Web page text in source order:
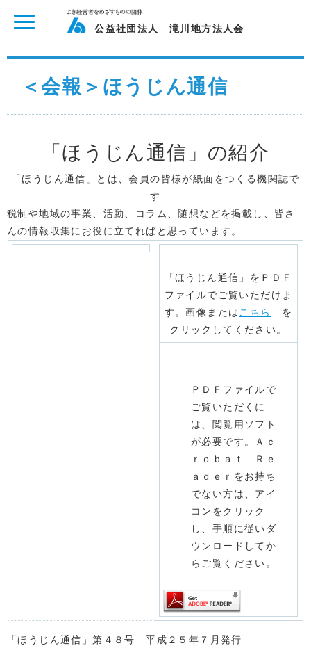
公益社団法人 滝川地方法人会
＜会報＞ほうじん通信
「ほうじん通信」の紹介
「ほうじん通信」とは、会員の皆様が紙面をつくる機関誌で
す
税制や地域の事業、活動、コラム、随想などを掲載し、皆さ
んの情報収集にお役に立てればと思っています。
「ほうじん通信」をＰＤＦ
ファイルでご覧いただけま
す。画像または こちら
を
クリックしてください。
ＰＤＦファイルで
ご覧いただくに
は、閲覧用ソフト
が必要です。Ａｃ
ｒｏｂａｔ Ｒｅ
ａｄｅｒをお持ち
でない方は、アイ
コンをクリック
し、手順に従いダ
ウンロードしてか
らご覧ください。
「ほうじん通信」第４８号 平成２５年７月発行